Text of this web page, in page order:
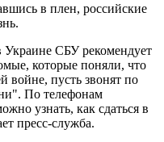
в плен, российские
Украине СБУ рекомендует
которые поняли, что
войне, пусть звонят по
По телефонам
узнать, как сдаться в
пресс-служба.